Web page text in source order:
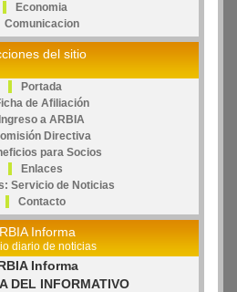
Economia
Comunicacion
del sitio
Portada
de Afiliación
Ingreso a ARBIA
Directiva
para Socios
Enlaces
Servicio de Noticias
Contacto
Informa
diario de noticias
Informa
DEL INFORMATIVO